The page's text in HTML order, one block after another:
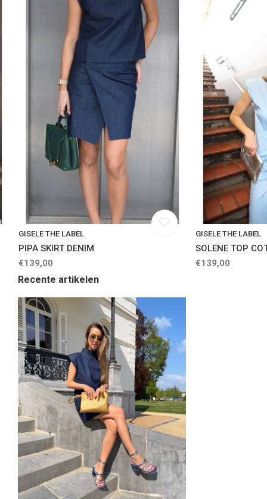
GISELE THE LABEL
PIPA SKIRT DENIM
€139,00
GISELE THE LABEL
SOLENE TOP
€139,00
Recente artikelen